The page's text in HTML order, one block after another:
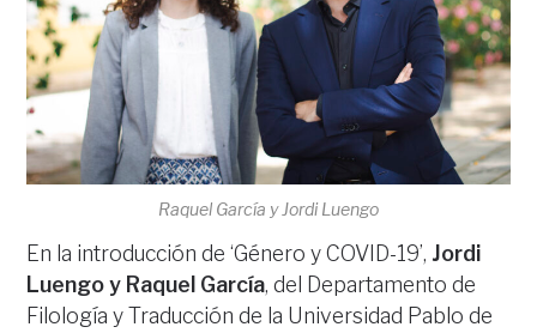
Raquel García y Jordi Luengo
En la introducción de ‘Género y COVID-19’, Jordi
Luengo y Raquel García, del Departamento de
Filología y Traducción de la Universidad Pablo de